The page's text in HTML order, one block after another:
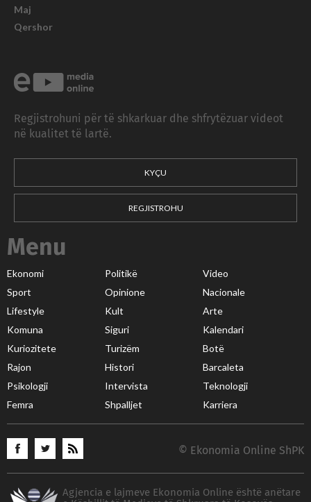
Maj
Qershor
Regjistrohuni për të shkarkuar dhe shfrytëzuar videot
në kualitet të lartë.
KYÇU
REGJISTROHU
Menu
Ekonomi Politikë
Video
Sport
Opinione
Nacionale
Lifestyle
Kult
Arte
Komuna
Siguri
Kalendari
Kuriozitete
Turizëm
Botë
Rajon
Histori
Barcaleta
Psikologji
Intervista
Teknologji
Femra
Shpalljet Karriera
© Ekonomia Online ShPK
Agjencia e lajmeve Ekonomia Online është anëtare